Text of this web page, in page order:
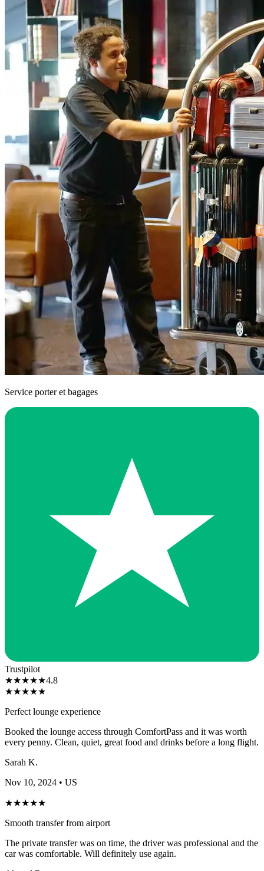
Service porter et bagages
Trustpilot
★★★★★4.8
★★★★★
Perfect lounge experience
Booked the lounge access through ComfortPass and it was worth
every penny. Clean, quiet, great food and drinks before a long flight.
Sarah K.
Nov 10, 2024 • US
★★★★★
Smooth transfer from airport
The private transfer was on time, the driver was professional and the
car was comfortable. Will definitely use again.